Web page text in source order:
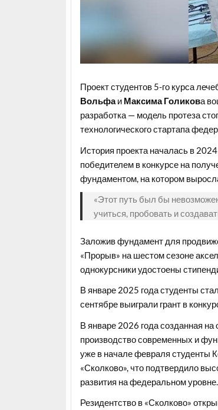
Проект студентов 5-го курса
Вольфаи Максима Голикова
разработка — модель протеза
технологического стартапа
История проекта началась в
победителем в конкурсе на
фундаментом, на котором
«Этот путь был бы
учиться, пробовать и
Заложив фундамент для
«Прорыв» на шестом сезоне
однокурсники удостоены
В январе 2025 года студенты
сентябре выиграли грант в
В январе 2026 года созданная на
производство современных и
уже в начале февраля студенты
«Сколково», что подтвердило
развития на федеральном уровне.
Резидентство в «Сколково»